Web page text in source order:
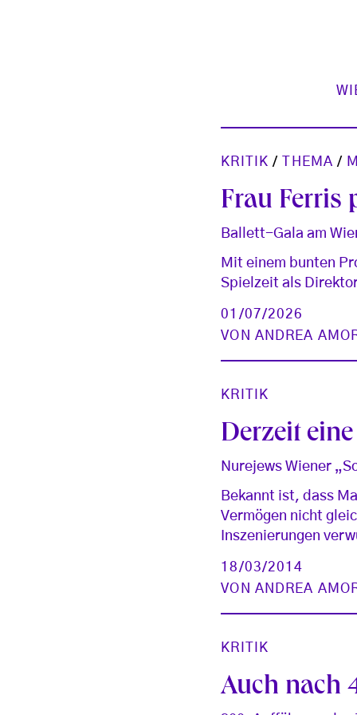
KRITIK / THEMA /
Frau Ferris
Ballett-Gala am
Mit einem bunten
Spielzeit als
01/07/2026
VON ANDREA
KRITIK
Derzeit
Nurejews Wiener
Bekannt ist, dass
Vermögen nicht
Inszenierungen
18/03/2014
VON ANDREA
KRITIK
Auch nach